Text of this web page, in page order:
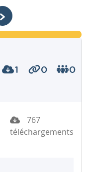
1 0 0
767
téléchargements